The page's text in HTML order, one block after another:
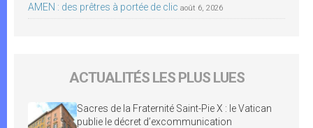
AMEN : des prêtres à portée de clic août 6, 2026
ACTUALITÉS LES PLUS LUES
Sacres de la Fraternité Saint-Pie X : le Vatican
publie le décret d’excommunication